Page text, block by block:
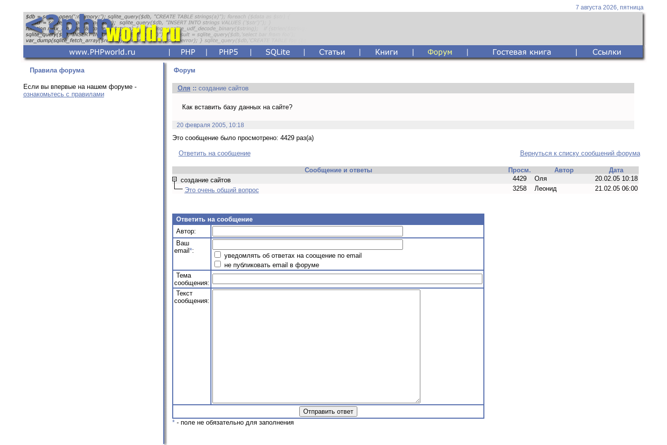
7 августа 2026, пятница
Правила форума
Если вы впервые на нашем форуме -
ознакомьтесь с правилами
Форум
Oля :: создание сайтов
Как вставить базу данных на сайте?
20 февраля 2005, 10:18
Это сообщение было просмотрено: 4429 раз(а)
Ответить на сообщение Вернуться к списку сообщений форума
Сообщение и ответы Просм. Автор
Дата
создание сайтов
4429 Oля
20.02.05 10:18
Это очень общий вопрос
3258 Леонид 21.02.05 06:00
Ответить на сообщение
Автор:
Ваш
email *:
уведомлять об ответах на соощение по email
не публиковать email в форуме
Тема
сообщения:
Текст
сообщения:
*- поле не обязательно для заполнения